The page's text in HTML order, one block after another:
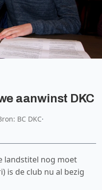
aanwinst DKC
BC DKC·
landstitel nog moet
is de club nu al bezig